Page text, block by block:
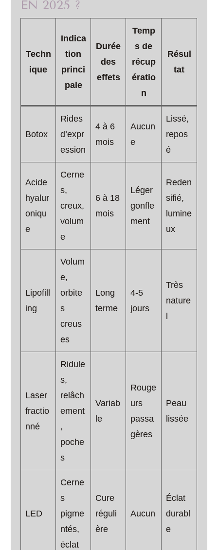
EN 2025 ?
Techn
ique
Indica
tion
princi
pale
Durée
des
effets
Temp
s de
récup
ératio
n
Résul
tat
Botox
Rides
d’expr
ession
4 à 6
mois
Aucun
e
Lissé,
repos
é
Acide
hyalur
oniqu
e
Cerne
s,
creux,
volum
e
6 à 18
mois
Léger
gonfle
ment
Reden
sifié,
lumine
ux
Lipofill
ing
Volum
e,
orbite
s
creus
es
Long
terme
4-5
jours
Très
nature
Laser
fractio
nné
Ridule
s,
relâch
ement
,
poche
s
Variab
le
Rouge
urs
passa
gères
Peau
lissée
LED
Cerne
s
pigme
ntés,
éclat
Cure
réguli
ère
Aucun
Éclat
durabl
e